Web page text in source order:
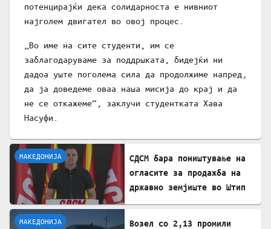
потенцирајќи дека солидарноста е нивниот
најголем двигател во овој процес.
„Во име на сите студенти, им се
заблагодаруваме за поддршката, бидејќи ни
дадоа уште поголема сила да продолжиме напред,
да ја доведеме оваа наша мисија до крај и да
не се откажеме“, заклучи студентката Хава
Насуфи.
МАКЕДОНИЈА
СДСМ бара поништување на
огласите за продажба на
државно земјиште во Штип
МАКЕДОНИЈА
Возел со 2,13 промили